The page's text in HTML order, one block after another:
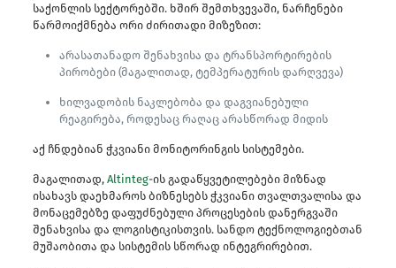
საქონლის სექტორებში. ხშირ შემთხვევაში, ნარჩენები
წარმოიქმნება ორი ძირითადი მიზეზით:
არასათანადო შენახვისა და ტრანსპორტირების
პირობები (მაგალითად, ტემპერატურის დარღვევა)
ხილვადობის ნაკლებობა და დაგვიანებული
რეაგირება, როდესაც რაღაც არასწორად მიდის
აქ ჩნდებიან ჭკვიანი მონიტორინგის სისტემები.
მაგალითად, Altinteg-ის გადაწყვეტილებები მიზნად
ისახავს დაეხმაროს ბიზნესებს ჭკვიანი თვალთვალისა და
მონაცემებზე დაფუძნებული პროცესების დანერგვაში
შენახვისა და ლოგისტიკისთვის. სანდო ტექნოლოგიებთან
მუშაობითა და სისტემის სწორად ინტეგრირებით.